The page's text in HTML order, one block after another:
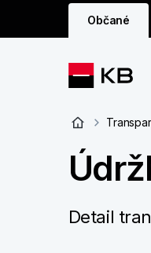
Občané
Detail